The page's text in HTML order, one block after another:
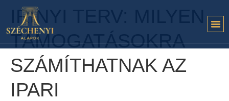
IRINYI TERV: MILYEN
TÁMOGATÁSOKRA
SZÁMÍTHATNAK AZ
IPARI